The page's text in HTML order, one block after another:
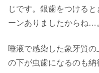
じです。銀歯をつける
ーンありましたからね…
唾液で感染した象牙質
の下が虫歯になるのも納